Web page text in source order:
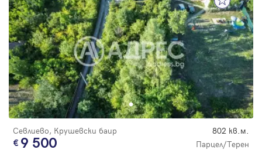
Севлиево, Крушевски баир 802 кв.м.
9 500 Парцел/Терен